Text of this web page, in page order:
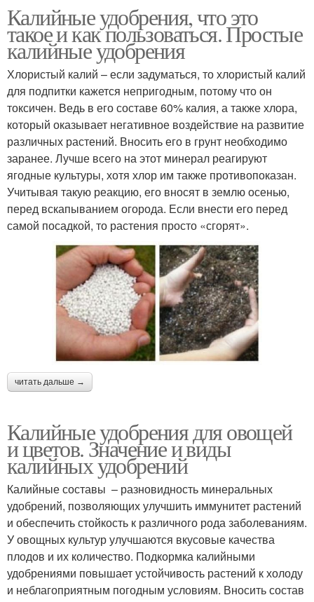
Калийные удобрения, что это
такое и как пользоваться. Простые
калийные удобрения
Хлористый калий – если задуматься, то хлористый калий
для подпитки кажется непригодным, потому что он
токсичен. Ведь в его составе 60% калия, а также хлора,
который оказывает негативное воздействие на развитие
различных растений. Вносить его в грунт необходимо
заранее. Лучше всего на этот минерал реагируют
ягодные культуры, хотя хлор им также противопоказан.
Учитывая такую реакцию, его вносят в землю осенью,
перед вскапыванием огорода. Если внести его перед
самой посадкой, то растения просто «сгорят».
читать дальше →
Калийные удобрения для овощей
и цветов. Значение и виды
калийных удобрений
Калийные составы – разновидность минеральных
удобрений, позволяющих улучшить иммунитет растений
и обеспечить стойкость к различного рода заболеваниям.
У овощных культур улучшаются вкусовые качества
плодов и их количество. Подкормка калийными
удобрениями повышает устойчивость растений к холоду
и неблагоприятным погодным условиям. Вносить состав